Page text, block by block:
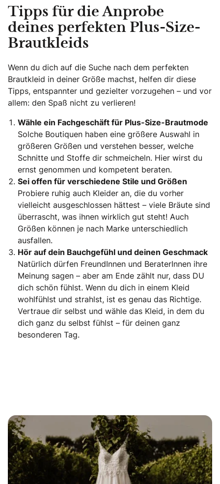
Tipps für die Anprobe
deines perfekten Plus-Size-
Brautkleids
Wenn du dich auf die Suche nach dem perfekten
Brautkleid in deiner Größe machst, helfen dir diese
Tipps, entspannter und gezielter vorzugehen – und vor
allem: den Spaß nicht zu verlieren!
Wähle ein Fachgeschäft für Plus-Size-Brautmode
Solche Boutiquen haben eine größere Auswahl in
größeren Größen und verstehen besser, welche
Schnitte und Stoffe dir schmeicheln. Hier wirst du
ernst genommen und kompetent beraten.
Sei offen für verschiedene Stile und Größen
Probiere ruhig auch Kleider an, die du vorher
vielleicht ausgeschlossen hättest – viele Bräute sind
überrascht, was ihnen wirklich gut steht! Auch
Größen können je nach Marke unterschiedlich
ausfallen.
Hör auf dein Bauchgefühl und deinen Geschmack
Natürlich dürfen FreundInnen und BeraterInnen ihre
Meinung sagen – aber am Ende zählt nur, dass DU
dich schön fühlst. Wenn du dich in einem Kleid
wohlfühlst und strahlst, ist es genau das Richtige.
Vertraue dir selbst und wähle das Kleid, in dem du
dich ganz du selbst fühlst – für deinen ganz
besonderen Tag.